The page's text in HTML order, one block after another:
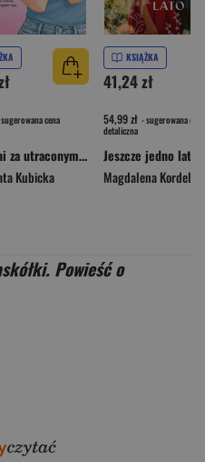
cena
W pogoni za utraconym czasem
Kubicka
KSIĄŻKA
41,24 zł
54,99 zł - sugerowana cena
detaliczna
Jeszcze jedno lato
Magdalena Kordel
Powieść o